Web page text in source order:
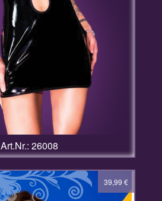
Art.Nr.: 26008
39,99 €